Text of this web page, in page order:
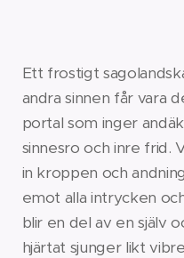
Ett frostigt
andra sinnen får vara
portal som inger
sinnesro och inre frid.
in kroppen och
emot alla intrycken
blir en del av en själv
hjärtat sjunger likt